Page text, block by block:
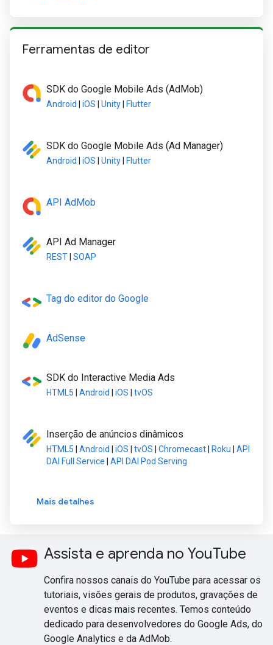
Ferramentas de editor
SDK do Google Mobile Ads (AdMob)
Android iOS Unity Flutter
SDK do Google Mobile Ads (Ad Manager)
Android iOS Unity Flutter
API AdMob
API Ad Manager
REST SOAP
Tag do editor do Google
AdSense
SDK do Interactive Media Ads
HTML5 Android iOS tvOS
Inserção de anúncios dinâmicos
HTML5 Android iOS tvOS Chromecast Roku
API
DAI Full Service
API DAI Pod Serving
Mais detalhes
Assista e aprenda no YouTube
Confira nossos canais do YouTube para acessar os
tutoriais, visões gerais de produtos, gravações de
eventos e dicas mais recentes. Temos conteúdo
dedicado para desenvolvedores do Google Ads, do
Google Analytics e da AdMob.